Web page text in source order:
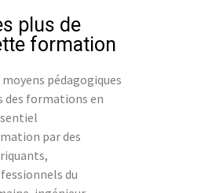
plus de
formation
moyens pédagogiques
des formations en
par des
du